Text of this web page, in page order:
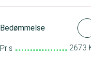
Bedømmelse
Pris 2673